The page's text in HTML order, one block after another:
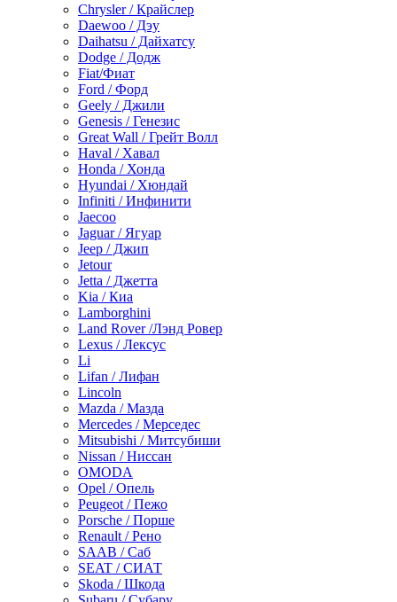
Chrysler / Крайслер
Daewoo / Дэу
Daihatsu / Дайхатсу
Dodge / Додж
Fiat/Фиат
Ford / Форд
Geely / Джили
Genesis / Генезис
Great Wall / Грейт Волл
Haval / Хавал
Honda / Хонда
Hyundai / Хюндай
Infiniti / Инфинити
Jaecoo
Jaguar / Ягуар
Jeep / Джип
Jetour
Jetta / Джетта
Kia / Киа
Lamborghini
Land Rover /Лэнд Ровер
Lexus / Лексус
Li
Lifan / Лифан
Lincoln
Mazda / Мазда
Mercedes / Мерседес
Mitsubishi / Митсубиши
Nissan / Ниссан
OMODA
Opel / Опель
Peugeot / Пежо
Porsche / Порше
Renault / Рено
SAAB / Саб
SEAT / СИАТ
Skoda / Шкода